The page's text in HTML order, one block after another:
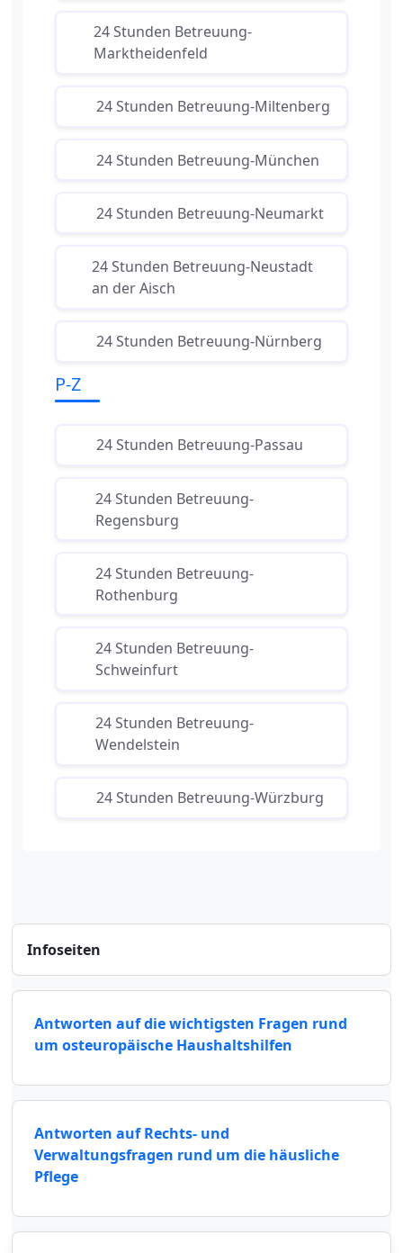
24 Stunden Betreuung-
Marktheidenfeld
24 Stunden Betreuung-Miltenberg
24 Stunden Betreuung-München
24 Stunden Betreuung-Neumarkt
24 Stunden Betreuung-Neustadt
an der Aisch
24 Stunden Betreuung-Nürnberg
P-Z
24 Stunden Betreuung-Passau
24 Stunden Betreuung-
Regensburg
24 Stunden Betreuung-
Rothenburg
24 Stunden Betreuung-
Schweinfurt
24 Stunden Betreuung-
Wendelstein
24 Stunden Betreuung-Würzburg
Infoseiten
Antworten auf die wichtigsten Fragen rund
um osteuropäische Haushaltshilfen
Antworten auf Rechts- und
Verwaltungsfragen rund um die häusliche
Pflege